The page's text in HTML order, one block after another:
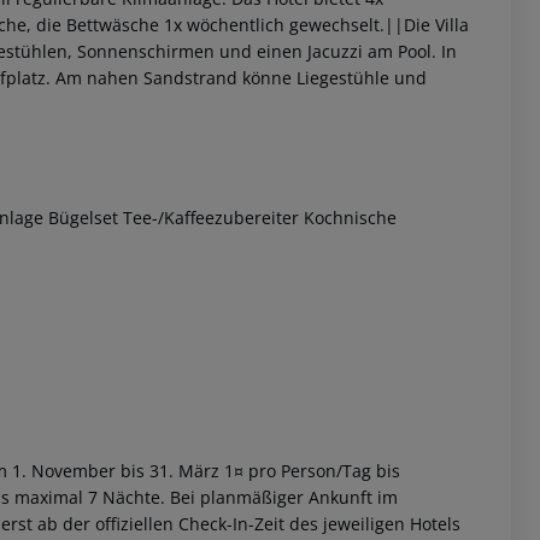
die Bettwäsche 1x wöchentlich gewechselt.||Die Villa
Sonnenschirmen und einen Jacuzzi am Pool. In
Am nahen Sandstrand könne Liegestühle und
Bügelset Tee-/Kaffeezubereiter Kochnische
November bis 31. März 1¤ pro Person/Tag bis
maximal 7 Nächte. Bei planmäßiger Ankunft im
ab der offiziellen Check-In-Zeit des jeweiligen Hotels